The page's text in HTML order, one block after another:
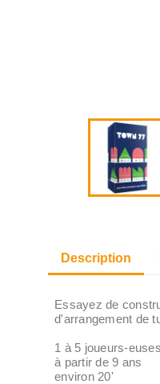
Description
Essayez de
d'arrangement de
1 à 5 joueurs-euses
à partir de 9 ans
environ 20'